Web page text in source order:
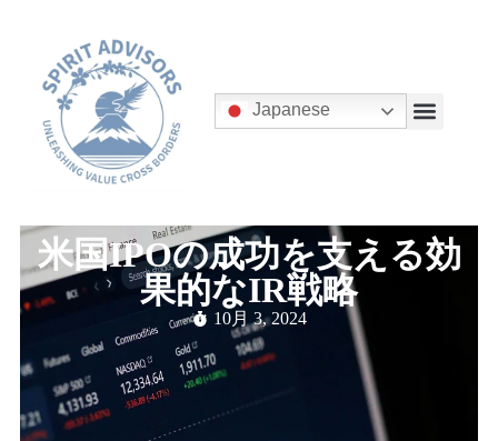
Japanese
米国IPOの成功を支える効
果的なIR戦略
10月 3, 2024